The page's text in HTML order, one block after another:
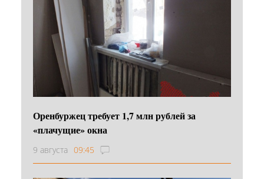
Оренбуржец требует 1,7 млн рублей за
«плачущие» окна
9 августа 09:45